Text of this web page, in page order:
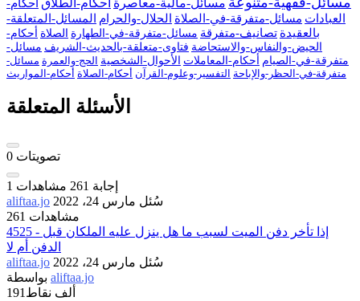
أحكام-
العبادات مسائل-متفرقة-في-الصلاة الحلال-والحرام المسائل-المتعلقة-
بالعقيدة تصانيف-متفرقة مسائل-متفرقة-في-الطهارة الصلاة أحكام-
الحيض-والنفاس-والاستحاضة فتاوى-متعلقة-بالحديث-الشريف مسائل-
متفرقة-في-الصيام أحكام-المعاملات الأحوال-الشخصية الحج-والعمرة مسائل-
متفرقة-في-الحظر-والإباحة التفسير-وعلوم-القرآن أحكام-الصلاة أحكام-المواريث
الأسئلة المتعلقة
0 تصويتات
1 إجابة 261 مشاهدات
aliftaa.jo
سُئل مارس 24، 2022
261 مشاهدات
4525 - إذا تأخر دفن الميت لسبب ما هل ينزل عليه الملكان قبل
الدفن أم لا
aliftaa.jo
سُئل مارس 24، 2022
aliftaa.jo
191ألف نقاط